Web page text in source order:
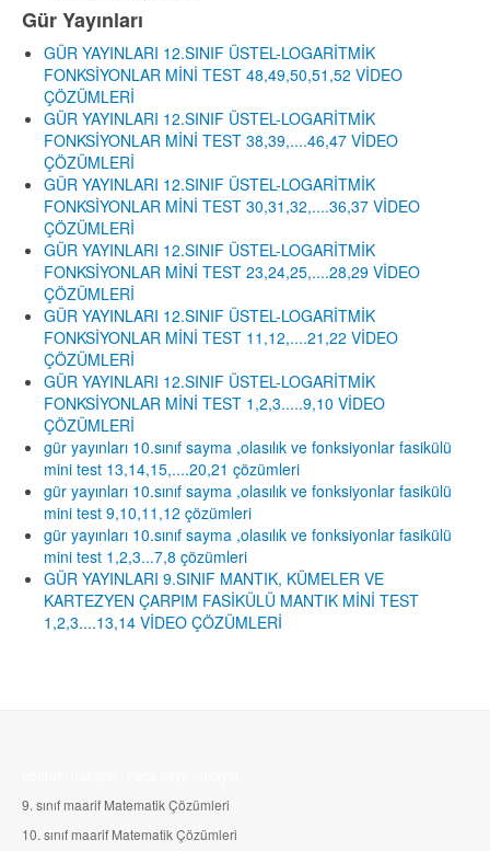
Gür Yayınları
GÜR YAYINLARI 12.SINIF ÜSTEL-LOGARİTMİK
FONKSİYONLAR MİNİ TEST 48,49,50,51,52 VİDEO
ÇÖZÜMLERİ
GÜR YAYINLARI 12.SINIF ÜSTEL-LOGARİTMİK
FONKSİYONLAR MİNİ TEST 38,39,....46,47 VİDEO
ÇÖZÜMLERİ
GÜR YAYINLARI 12.SINIF ÜSTEL-LOGARİTMİK
FONKSİYONLAR MİNİ TEST 30,31,32,....36,37 VİDEO
ÇÖZÜMLERİ
GÜR YAYINLARI 12.SINIF ÜSTEL-LOGARİTMİK
FONKSİYONLAR MİNİ TEST 23,24,25,....28,29 VİDEO
ÇÖZÜMLERİ
GÜR YAYINLARI 12.SINIF ÜSTEL-LOGARİTMİK
FONKSİYONLAR MİNİ TEST 11,12,....21,22 VİDEO
ÇÖZÜMLERİ
GÜR YAYINLARI 12.SINIF ÜSTEL-LOGARİTMİK
FONKSİYONLAR MİNİ TEST 1,2,3.....9,10 VİDEO
ÇÖZÜMLERİ
gür yayınları 10.sınıf sayma ,olasılık ve fonksiyonlar fasikülü
mini test 13,14,15,....20,21 çözümleri
gür yayınları 10.sınıf sayma ,olasılık ve fonksiyonlar fasikülü
mini test 9,10,11,12 çözümleri
gür yayınları 10.sınıf sayma ,olasılık ve fonksiyonlar fasikülü
mini test 1,2,3...7,8 çözümleri
GÜR YAYINLARI 9.SINIF MANTIK, KÜMELER VE
KARTEZYEN ÇARPIM FASİKÜLÜ MANTIK MİNİ TEST
1,2,3....13,14 VİDEO ÇÖZÜMLERİ
9. sınıf maarif Matematik Çözümleri
10. sınıf maarif Matematik Çözümleri